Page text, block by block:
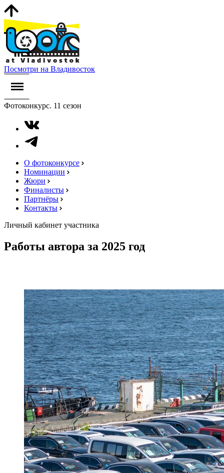
Посмотри на Владивосток
Фотоконкурс. 11 сезон
О фотоконкурсе
Номинации
Жюри
Финалисты
Партнёры
Контакты
Личный кабинет участника
Работы автора за 2025 год